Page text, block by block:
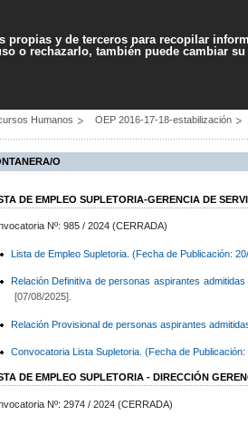
y de terceros para recopilar
o rechazarlo, también puede cambiar
Humanos OEP 2016-17-18-estabilización
O
DE EMPLEO SUPLETORIA-GERENCIA DE
Nº: 985 / 2024 (CERRADA)
Lista de Empleo Supletoria. (Fecha de Publicación:
Relación Definitiva de personas aspirantes
[07/08/2025].
Relación Provisional de personas aspirantes
Convocatoria Lista Supletoria. (Fecha de Publicación:
DE EMPLEO SUPLETORIA - DIRECCIÓN
Nº: 2974 / 2024 (CERRADA)